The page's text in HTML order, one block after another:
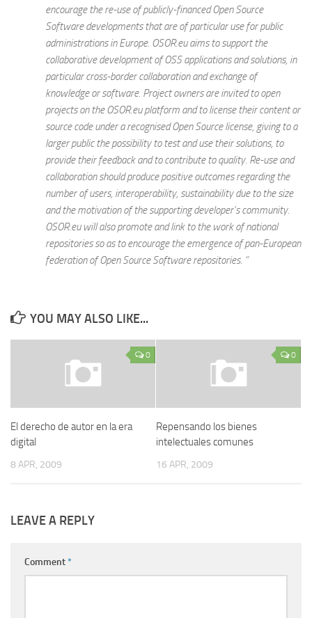
encourage the re-use of publicly-financed Open Source
Software developments that are of particular use for public
administrations in Europe. OSOR.eu aims to support the
collaborative development of OSS applications and solutions, in
particular cross-border collaboration and exchange of
knowledge or software. Project owners are invited to open
projects on the OSOR.eu platform and to license their content or
source code under a recognised Open Source license, giving to a
larger public the possibility to test and use their solutions, to
provide their feedback and to contribute to quality. Re-use and
collaboration should produce positive outcomes regarding the
number of users, interoperability, sustainability due to the size
and the motivation of the supporting developer’s community.
OSOR.eu will also promote and link to the work of national
repositories so as to encourage the emergence of pan-European
federation of Open Source Software repositories. “
YOU MAY ALSO LIKE...
0
El derecho de autor en la era
digital
8 APR, 2009
0
Repensando los bienes
intelectuales comunes
16 APR, 2009
LEAVE A REPLY
Comment*